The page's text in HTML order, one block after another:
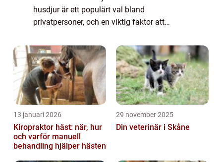
husdjur är ett populärt val bland
privatpersoner, och en viktig faktor att
kommer vi att ge en detaljerad översikt
över...
13 januari 2026
Kiropraktor häst: när, hur
och varför manuell
behandling hjälper hästen
29 november 2025
Din veterinär i Skåne